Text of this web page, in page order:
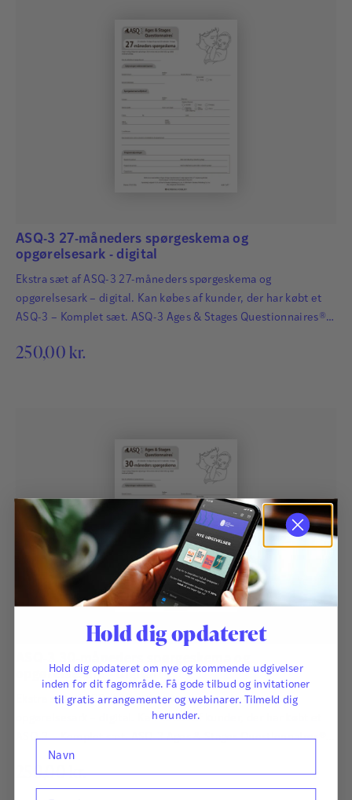
ASQ-3 27-måneders spørgeskema og
opgørelsesark - digital
Ekstra sæt af ASQ-3 27-måneders spørgeskema og
opgørelsesark – digital. Kan købes af kunder, der har købt et
ASQ-3 – Komplet sæt. ASQ-3 Ages & Stages Questionnaires®
hos småbørn. Det har afgørende betydning for børns fremtid,
250,00 kr.
opgørelsesark - digital
Ekstra sæt af ASQ-3 30-måneders spørgeskema og
opgørelsesark – digital. Kan købes af kunder, der har købt et
ASQ-3 – Komplet sæt. ASQ-3 Ages & Stages Questionnaires®
afdækker hurtigt og præcist de udviklingsmæssige fremskridt
hos småbørn. Det har afgørende betydning for børns fremtid,
250,00kr.
Hold dig opdateret
Hold dig opdateret om nye og kommende udgivelser
inden for dit fagområde. Få gode tilbud og invitationer
til gratis arrangementer og webinarer. Tilmeld dig
herunder.
Navn
E-mail